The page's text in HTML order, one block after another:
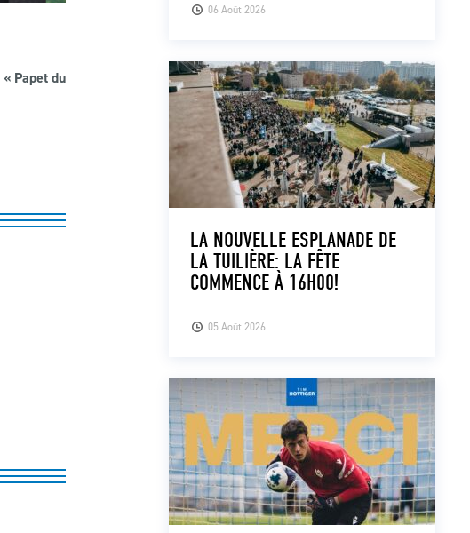
« Papet du
06 Août 2026
05 Août 2026
LA NOUVELLE ESPLANADE DE
LA TUILIÈRE: LA FÊTE
COMMENCE À 16H00!